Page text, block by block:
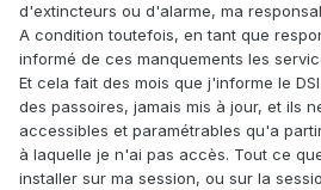
d'extincteurs ou d'alarme, ma
A condition toutefois, en tant que
informé de ces manquements les
Et cela fait des mois que j'informe le
des passoires, jamais mis à jour, et ils
accessibles et paramétrables qu'a
à laquelle je n'ai pas accès. Tout ce
installer sur ma session, ou sur la